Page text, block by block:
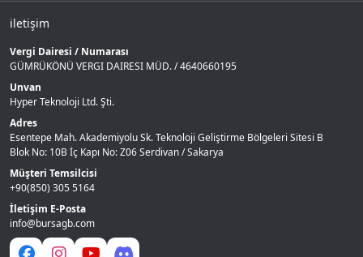
iletişim
Vergi Dairesi / Numarası
GÜMRÜKÖNÜ VERGI DAIRESI MÜD. / 4640660195
Unvan
Hyper Teknoloji Ltd. Şti.
Adres
Esentepe Mah. Akademiyolu Sk. Teknoloji Geliştirme Bölgeleri Sitesi B
Blok No: 10B İç Kapı No: Z06 Serdivan / Sakarya
Müşteri Temsilcisi
+90(850) 305 5164
İletişim E-Posta
info@bursagb.com